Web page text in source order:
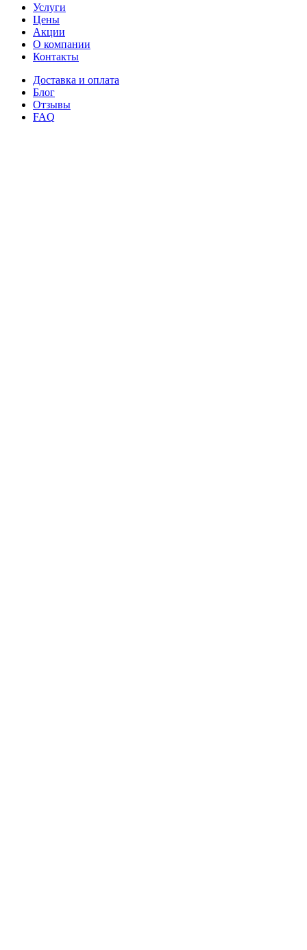
Услуги
Цены
Акции
О компании
Контакты
Доставка и оплата
Блог
Отзывы
FAQ